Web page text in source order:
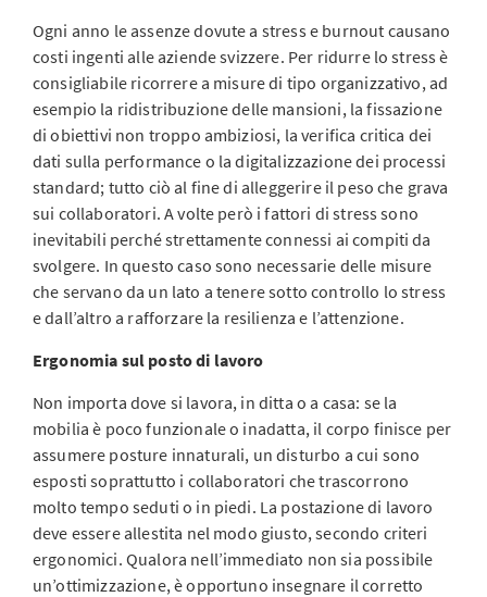
Ogni anno le assenze dovute a stress e burnout causano
costi ingenti alle aziende svizzere. Per ridurre lo stress è
consigliabile ricorrere a misure di tipo organizzativo, ad
esempio la ridistribuzione delle mansioni, la fissazione
di obiettivi non troppo ambiziosi, la verifica critica dei
dati sulla performance o la digitalizzazione dei processi
standard; tutto ciò al fine di alleggerire il peso che grava
sui collaboratori. A volte però i fattori di stress sono
inevitabili perché strettamente connessi ai compiti da
svolgere. In questo caso sono necessarie delle misure
che servano da un lato a tenere sotto controllo lo stress
e dall’altro a rafforzare la resilienza e l’attenzione.
Ergonomia sul posto di lavoro
Non importa dove si lavora, in ditta o a casa: se la
mobilia è poco funzionale o inadatta, il corpo finisce per
assumere posture innaturali, un disturbo a cui sono
esposti soprattutto i collaboratori che trascorrono
molto tempo seduti o in piedi. La postazione di lavoro
deve essere allestita nel modo giusto, secondo criteri
ergonomici. Qualora nell’immediato non sia possibile
un’ottimizzazione, è opportuno insegnare il corretto